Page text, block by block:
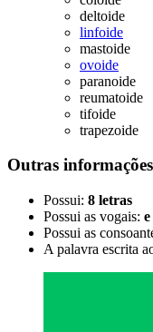
deltoide
linfoide
mastoide
ovoide
paranoide
reumatoide
tifoide
trapezoide
Outras
Possui: 8 letras
Possui as vogais:
Possui as
A palavra escrita